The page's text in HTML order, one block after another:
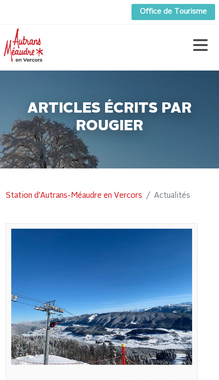
Office de Tourisme
ARTICLES ÉCRITS PAR
ROUGIER
Station d'Autrans-Méaudre en Vercors Actualités